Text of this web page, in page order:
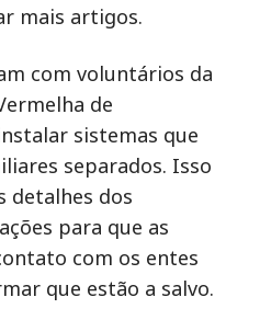
mais artigos.
com voluntários da
de
sistemas que
separados. Isso
detalhes dos
para que as
com os entes
que estão a salvo.